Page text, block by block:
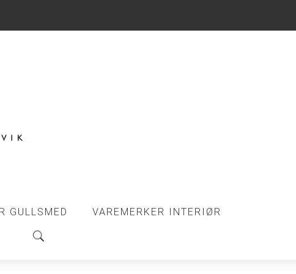
GULLSMED VAREMERKER INTERIØR